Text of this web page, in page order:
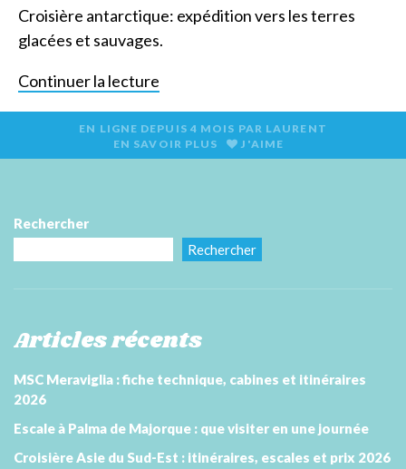
Croisière antarctique: expédition vers les terres
glacées et sauvages.
Continuer la lecture
EN LIGNE DEPUIS 4 MOIS PAR LAURENT
EN SAVOIR PLUS
J'AIME
Rechercher
Rechercher
Articles récents
MSC Meraviglia : fiche technique, cabines et itinéraires
2026
Escale à Palma de Majorque : que visiter en une journée
Croisière Asie du Sud-Est : itinéraires, escales et prix 2026